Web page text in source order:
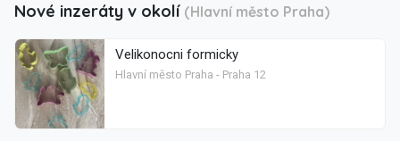
Nové inzeráty v okolí (Hlavní město Praha)
Velikonocni formicky
Hlavní město Praha - Praha 12